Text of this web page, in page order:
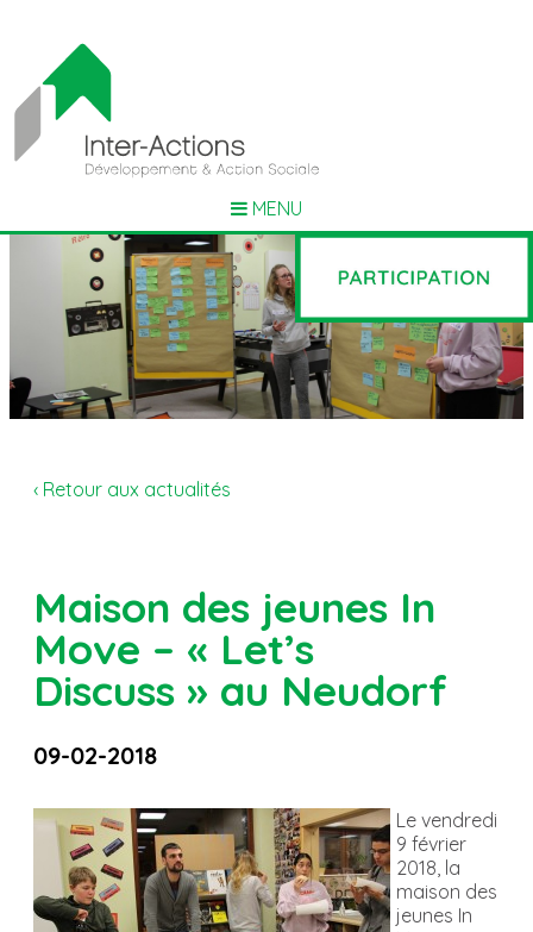
MENU
‹ Retour aux actualités
Maison des jeunes In
Move – « Let’s
Discuss » au Neudorf
09-02-2018
Le vendredi
9 février
2018, la
maison des
jeunes In